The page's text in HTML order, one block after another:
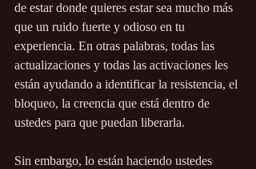
de estar donde quieres estar sea mucho más
que un ruido fuerte y odioso en tu
experiencia. En otras palabras, todas las
actualizaciones y todas las activaciones les
están ayudando a identificar la resistencia, el
bloqueo, la creencia que está dentro de
ustedes para que puedan liberarla.
Sin embargo, lo están haciendo ustedes